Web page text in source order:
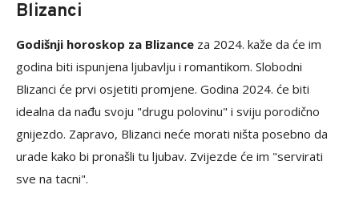
Blizanci
Godišnji horoskop za Blizance za 2024. kaže da će im
godina biti ispunjena ljubavlju i romantikom. Slobodni
Blizanci će prvi osjetiti promjene. Godina 2024. će biti
idealna da nađu svoju "drugu polovinu" i sviju porodično
gnijezdo. Zapravo, Blizanci neće morati ništa posebno da
urade kako bi pronašli tu ljubav. Zvijezde će im "servirati
sve na tacni".